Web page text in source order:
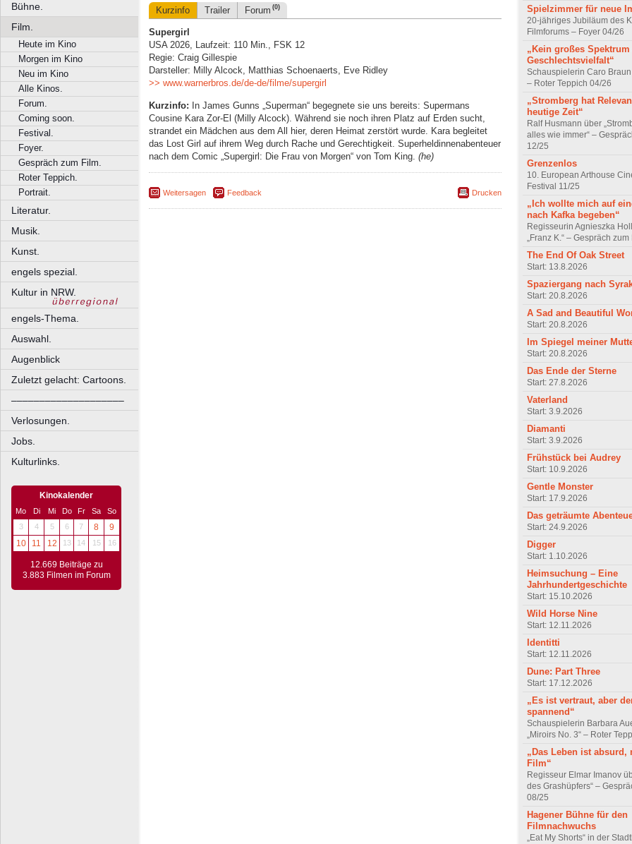
Bühne.
Film.
Heute im Kino
Morgen im Kino
Neu im Kino
Alle Kinos.
Forum.
Coming soon.
Festival.
Foyer.
Gespräch zum Film.
Roter Teppich.
Portrait.
Literatur.
Musik.
Kunst.
engels spezial.
Kultur in NRW.
engels-Thema.
Auswahl.
Augenblick
Zuletzt gelacht: Cartoons.
––––––––––––––––––––
Verlosungen.
Jobs.
Kulturlinks.
Kinokalender
Mo Di Mi Do Fr Sa
So
3
4 5 6 7 8
9
10
11 12 13 14 15 16
12.669 Beiträge zu
3.883 Filmen im Forum
Kurzinfo Trailer Forum (0)
Supergirl
USA 2026, Laufzeit: 110 Min., FSK 12
Regie: Craig Gillespie
Darsteller: Milly Alcock, Matthias Schoenaerts, Eve Ridley
>> www.warnerbros.de/de-de/filme/supergirl
Kurzinfo: In James Gunns „Superman“ begegnete sie uns bereits: Supermans
Cousine Kara Zor-El (Milly Alcock). Während sie noch ihren Platz auf Erden sucht,
strandet ein Mädchen aus dem All hier, deren Heimat zerstört wurde. Kara begleitet
das Lost Girl auf ihrem Weg durch Rache und Gerechtigkeit. Superheldinnenabenteuer
nach dem Comic „Supergirl: Die Frau von Morgen“ von Tom King. (he)
Weitersagen Feedback Drucken
Spielzimmer für neue
20-jähriges Jubiläum des
Filmforums – Foyer 04/26
„Kein großes Spektrum
Geschlechtsvielfalt“
Schauspielerin Caro Braun
– Roter Teppich 04/26
„Stromberg hat
heutige Zeit“
Ralf Husmann über
alles wie immer“ –
12/25
Grenzenlos
10. European Arthouse
Festival 11/25
„Ich wollte mich auf
nach Kafka begeben“
Regisseurin Agnieszka
„Franz K.“ – Gespräch
The End Of Oak Street
Start: 13.8.2026
Spaziergang nach
Start: 20.8.2026
A Sad and Beautiful
Start: 20.8.2026
Im Spiegel meiner
Start: 20.8.2026
Das Ende der Sterne
Start: 27.8.2026
Vaterland
Start: 3.9.2026
Diamanti
Start: 3.9.2026
Frühstück bei Audrey
Start: 10.9.2026
Gentle Monster
Start: 17.9.2026
Das geträumte
Start: 24.9.2026
Digger
Start: 1.10.2026
Heimsuchung – Eine
Jahrhundertgeschichte
Start: 15.10.2026
Wild Horse Nine
Start: 12.11.2026
Identitti
Start: 12.11.2026
Dune: Part Three
Start: 17.12.2026
„Es ist vertraut, aber
spannend“
Schauspielerin Barbara
„Miroirs No. 3“ – Roter
„Das Leben ist absurd,
Film“
Regisseur Elmar Imanov
des Grashüpfers“ –
08/25
Hagener Bühne für den
Filmnachwuchs
„Eat My Shorts“ in der